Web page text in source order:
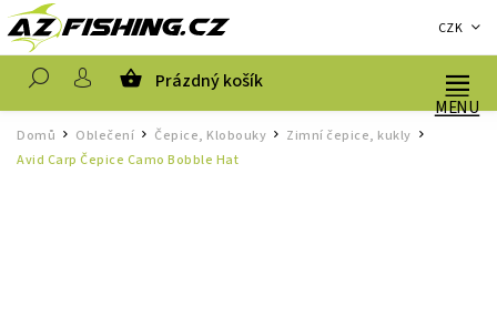
CZK
Prázdný košík
Domů / Oblečení / Čepice, Klobouky / Zimní čepice, kukly
Avid Carp Čepice Camo Bobble Hat